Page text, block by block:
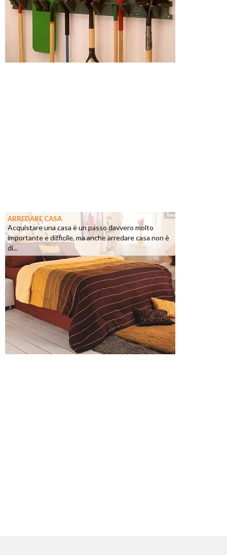
ARREDARE CASA
Acquistare una casa è un passo davvero molto
importante e difficile, ma anche arredare casa non è
di...